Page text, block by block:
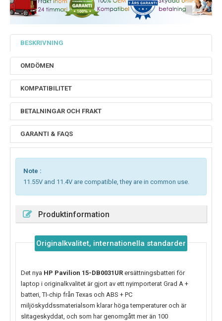
BESKRIVNING
OMDÖMEN
KOMPATIBILITET
BETALNINGAR OCH FRAKT
GARANTI & FAQS
Note :
11.55V and 11.4V are compatible, they are in common use.
Produktinformation
Originalkvalitet, internationella standarder
Det nya HP Pavilion 15-DB0031UR ersättningsbatteri för
laptop i originalkvalitet är gjort av ett nyimporterat Grad A +
batteri, TI-chip från Texas och ABS + PC
miljöskyddssmaterialsom klarar höga temperaturer och är
slitageskyddat, och som har genomgått mer än 100